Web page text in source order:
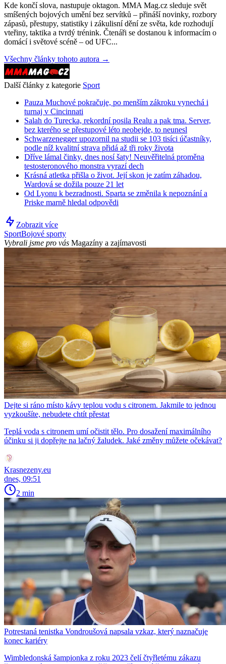
Kde končí slova, nastupuje oktagon. MMA Mag.cz sleduje svět
smíšených bojových umění bez servítků – přináší novinky, rozbory
zápasů, přestupy, statistiky i zákulisní dění ze světa, kde rozhodují
vteřiny, taktika a tvrdý trénink. Čtenáři se dostanou k informacím o
domácí i světové scéně – od UFC...
Všechny články tohoto autora →
Další články z kategorie Sport
Pauza Muchové pokračuje, po menším zákroku vynechá i
turnaj v Cincinnati
Salah do Turecka, rekordní posila Realu a pak tma. Server,
bez kterého se přestupové léto neobejde, to neunesl
Schwarzenegger upozornil na studii se 103 tisíci účastníky,
podle níž kvalitní strava přidá až tři roky života
Dříve lámal činky, dnes nosí šaty! Neuvěřitelná proměna
testosteronového monstra vyrazí dech
Krásná atletka přišla o život. Její skon je zatím záhadou,
Wardová se dožila pouze 21 let
Od Lyonu k bezradnosti. Sparta se změnila k nepoznání a
Priske marně hledal odpovědi
Zobrazit více
SportBojové sporty
Vybrali jsme pro vás Magazíny a zajímavosti
Dejte si ráno místo kávy teplou vodu s citronem. Jakmile to jednou
vyzkoušíte, nebudete chtít přestat
Teplá voda s citronem umí očistit tělo. Pro dosažení maximálního
účinku si ji dopřejte na lačný žaludek. Jaké změny můžete očekávat?
Krasnezeny.eu
dnes, 09:51
2 min
Potrestaná tenistka Vondroušová napsala vzkaz, který naznačuje
konec kariéry
Wimbledonská šampionka z roku 2023 čelí čtyřletému zákazu